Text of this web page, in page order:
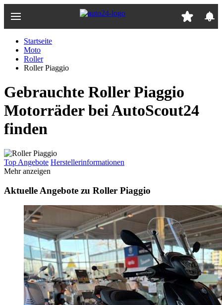
Hauptinhalt
Startseite
Moto
Roller
Roller Piaggio
Gebrauchte Roller Piaggio
Motorräder bei AutoScout24
finden
Top Angebote Herstellerinformationen
Mehr anzeigen
Aktuelle Angebote zu Roller Piaggio